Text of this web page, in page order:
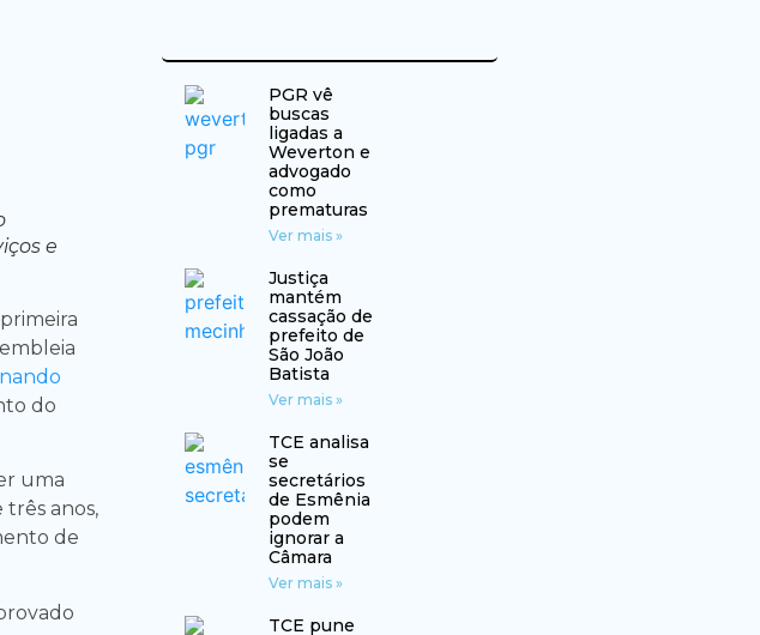
e
do
uma
três anos,
de
PGR vê
buscas
ligadas a
Weverton e
advogado
como
prematuras
Ver mais »
Justiça
mantém
cassação de
prefeito de
São João
Batista
Ver mais »
TCE analisa
se
secretários
de Esmênia
podem
ignorar a
Câmara
Ver mais »
TCE pune